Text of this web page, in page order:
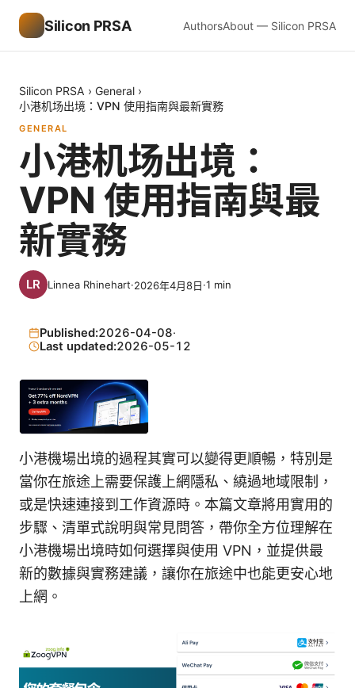
Silicon PRSA AuthorsAbout — Silicon PRSA
Silicon PRSA › General ›
小港机场出境：VPN 使用指南與最新實務
GENERAL
小港机场出境：
VPN 使用指南與最
新實務
Linnea Rhinehart·2026年4月8日·1 min
Published:2026-04-08·
Last updated:2026-05-12
小港機場出境的過程其實可以變得更順暢，特別是
當你在旅途上需要保護上網隱私、繞過地域限制，
或是快速連接到工作資源時。本篇文章將用實用的
步驟、清單式說明與常見問答，帶你全方位理解在
小港機場出境時如何選擇與使用 VPN，並提供最
新的數據與實務建議，讓你在旅途中也能更安心地
上網。